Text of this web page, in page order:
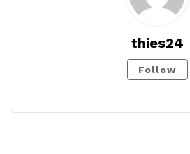
thies24
Follow